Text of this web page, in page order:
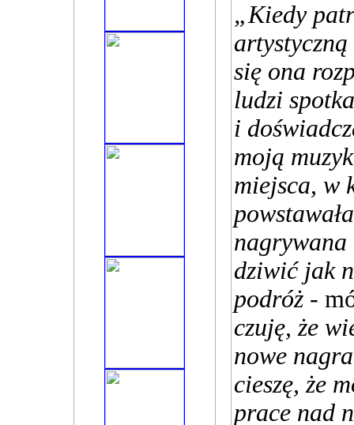
„Kiedy
się ona
ludzi
i
moją
miejsca, w
nagrywana
dziwić jak
podróż -
czuję, że
nowe
cieszę, że
prace nad